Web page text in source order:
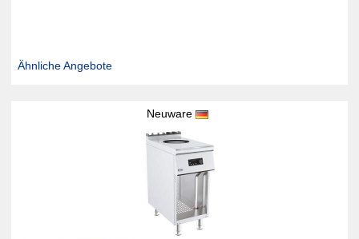
Ähnliche Angebote
Neuware